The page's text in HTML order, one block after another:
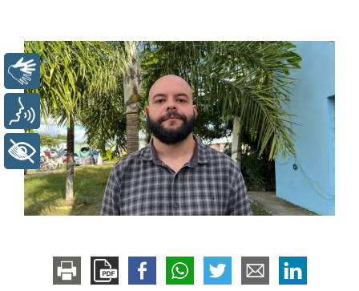
Libras
Voz
+ Acessibilidade